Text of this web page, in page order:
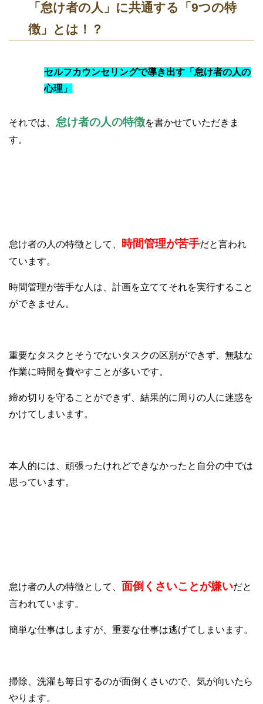
「怠け者の人」に共通する「9つの特
徴」とは！？
セルフカウンセリングで導き出す「怠け者の人の
心理」
それでは、 怠け者の人の特徴を書かせていただきま
す。
怠け者の人の特徴として、 時間管理が苦手だと言われ
ています。
時間管理が苦手な人は、計画を立ててそれを実行すること
ができません。
重要なタスクとそうでないタスクの区別ができず、無駄な
作業に時間を費やすことが多いです。
締め切りを守ることができず、結果的に周りの人に迷惑を
かけてしまいます。
本人的には、頑張ったけれどできなかったと自分の中では
思っています。
怠け者の人の特徴として、 面倒くさいことが嫌いだと
言われています。
簡単な仕事はしますが、重要な仕事は逃げてしまいます。
掃除、洗濯も毎日するのが面倒くさいので、気が向いたら
やります。